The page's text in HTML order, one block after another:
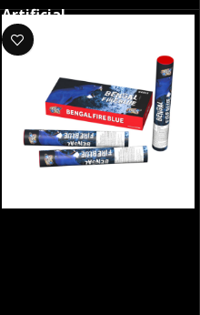
Artificial
Op voorraad
269.50
249.50